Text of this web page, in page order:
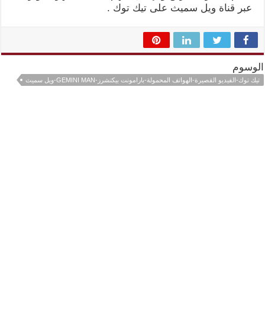
عبر قناة ويل سميث على تيك توك .
الوسوم
تيك توك-الفيديو القصيرة-الهواتف المحمولة-بارامونت بيكتشرز-GEMINI MAN-ويل سميث